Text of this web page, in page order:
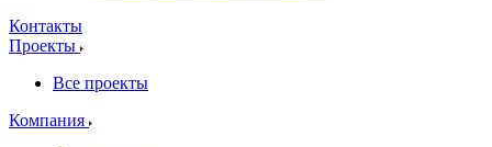
Контакты
Проекты
Все проекты
Компания